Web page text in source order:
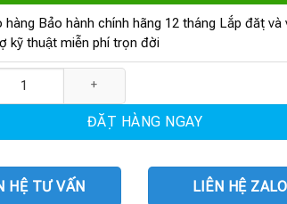
hàng Bảo hành chính hãng 12 tháng Lắp đặt và
kỹ thuật miễn phí trọn đời
ĐẶT HÀNG NGAY
HỆ TƯ VẤN LIÊN HỆ ZALO